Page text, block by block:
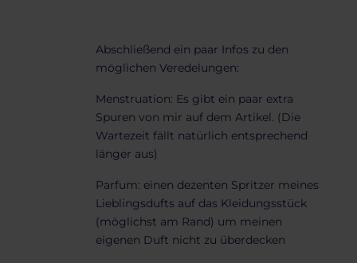
Abschließend ein paar Infos zu den
möglichen Veredelungen:
Menstruation: Es gibt ein paar extra
Spuren von mir auf dem Artikel. (Die
Wartezeit fällt natürlich entsprechend
länger aus)
Parfum: einen dezenten Spritzer meines
Lieblingsdufts auf das Kleidungsstück
(möglichst am Rand) um meinen
eigenen Duft nicht zu überdecken